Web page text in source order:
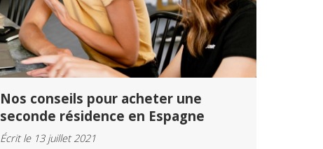
Nos conseils pour acheter une
seconde résidence en Espagne
Écrit le 13 juillet 2021